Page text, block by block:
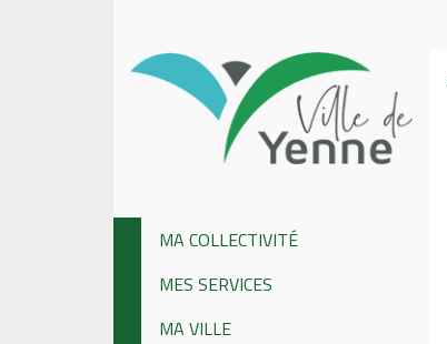
MA COLLECTIVITÉ
MES SERVICES
MA VILLE